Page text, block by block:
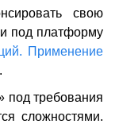
свою
под платформу
Применение
под требования
сложностями.